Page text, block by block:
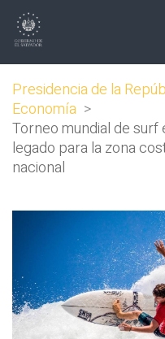
Presidencia de la
Economía >
Torneo mundial de surf
legado para la zona
nacional